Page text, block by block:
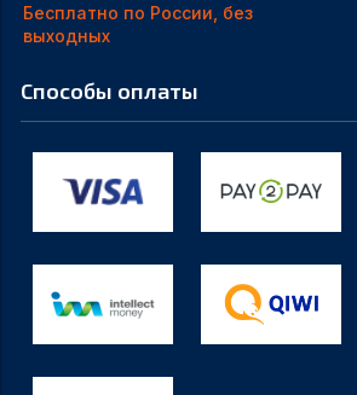
Бесплатно по России, без
выходных
Способы оплаты